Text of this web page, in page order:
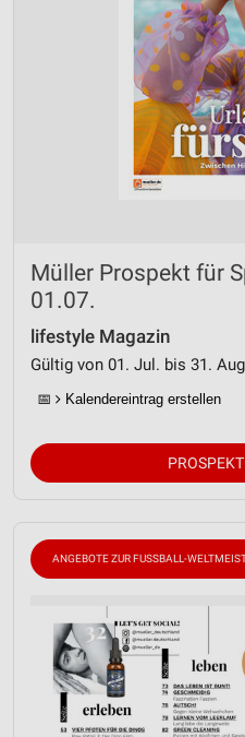
Müller Prospekt für
01.07.
lifestyle Magazin
Gültig von 01. Jul. bis 31.
📅 Kalendereintrag erstellen
ANGEBOTE ZUR FUSSBALL-